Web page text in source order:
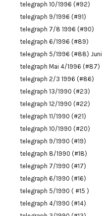
telegraph 10/1996 (#92)
telegraph 9/1996 (#91)
telegraph 7/8 1996 (#90)
telegraph 6/1996 (#89)
telegraph 5/1996 (#88) Juni
telegraph Mai 4/1996 (#87)
telegraph 2/3 1996 (#86)
telegraph 13/1990 (#23)
telegraph 12/1990 (#22)
telegraph 11/1990 (#21)
telegraph 10/1990 (#20)
telegraph 9/1990 (#19)
telegraph 8/1990 (#18)
telegraph 7/1990 (#17)
telegraph 6/1990 (#16)
telegraph 5/1990 ( #15 )
telegraph 4/1990 (#14)